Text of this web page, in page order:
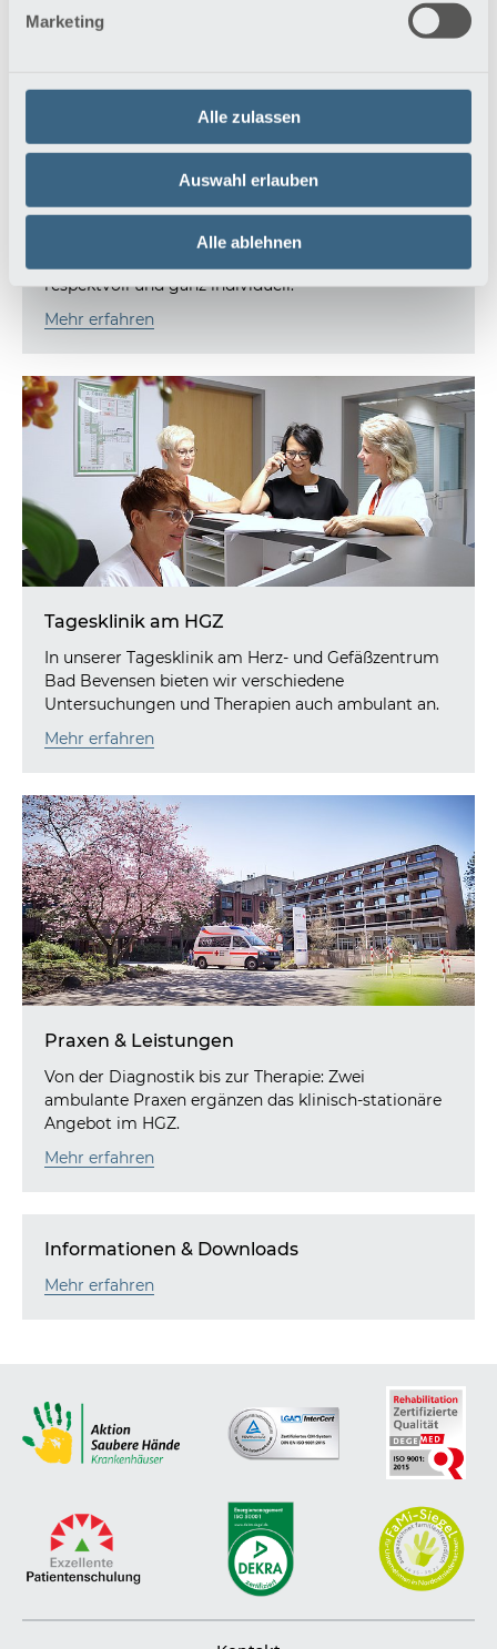
Marketing
Alle zulassen
Auswahl erlauben
Alle ablehnen
Pflege & Leistungen
Unser hochqualifiziertes Pflege-Team unterstützt
respektvoll und ganz individuell.
Mehr erfahren
Tagesklinik am HGZ
In unserer Tagesklinik am Herz- und Gefäßzentrum
Bad Bevensen bieten wir verschiedene
Untersuchungen und Therapien auch ambulant an.
Mehr erfahren
Praxen & Leistungen
Von der Diagnostik bis zur Therapie: Zwei
ambulante Praxen ergänzen das klinisch-stationäre
Angebot im HGZ.
Mehr erfahren
Informationen & Downloads
Mehr erfahren